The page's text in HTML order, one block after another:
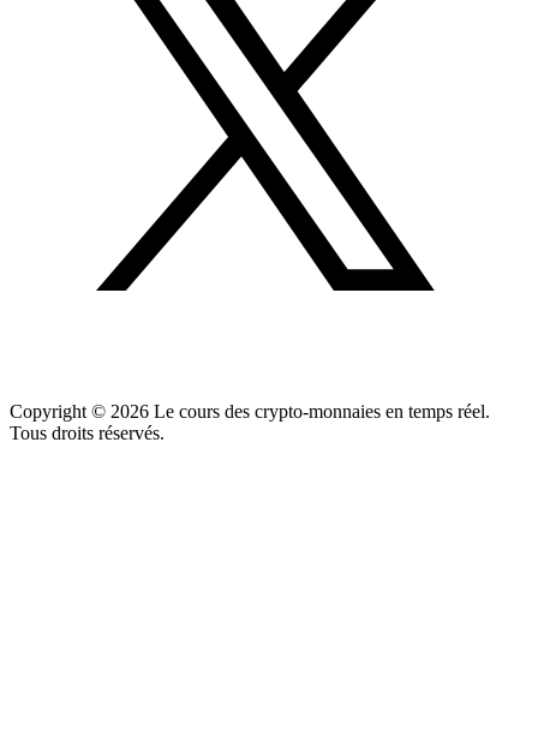
Copyright © 2026 Le cours des crypto-monnaies en temps réel.
Tous droits réservés.